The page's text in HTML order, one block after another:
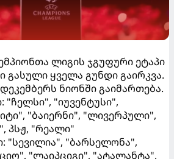
ლიგის ჯგუფური ეტაპი
გასული ყველა გუნდი გაირკვა.
ნიონში გაიმართება.
"ჩელსი", "იუვენტუსი",
"ბაიერნი", "ლივერპული",
პსჟ, "რეალი"
"სევილია", "ბარსელონა",
"ლაიპციგი", "ატალანტა",